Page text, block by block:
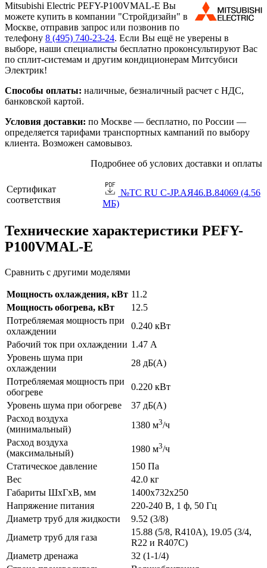
Mitsubishi Electric PEFY-P100VMAL-E Вы
можете купить в компании "Стройдизайн" в
Москве, отправив запрос или позвонив по
телефону 8 (495) 740-23-24. Если Вы ещё не уверены в
выборе, наши специалисты бесплатно проконсультируют Вас
по сплит-системам и другим кондиционерам Митсубиси
Электрик!
Способы оплаты: наличные, безналичный расчет с НДС,
банковской картой.
Условия доставки: по Москве — бесплатно, по России —
определяется тарифами транспортных кампаний по выбору
клиента. Возможен самовывоз.
Подробнее об услових доставки и оплаты
Сертификат
соответствия
№TC RU C-JP.АЯ46.B.84069 (4.56
МБ)
Технические характеристики PEFY-
P100VMAL-E
Сравнить с другими моделями
Мощность охлаждения, кВт 11.2
Мощность обогрева, кВт
12.5
Потребляемая мощность при
охлаждении
0.240 кВт
Рабочий ток при охлаждении 1.47 А
Уровень шума при
охлаждении
28 дБ(А)
Потребляемая мощность при
обогреве
0.220 кВт
Уровень шума при обогреве
37 дБ(А)
Расход воздуха
(минимальный)
1380 м3/ч
Расход воздуха
(максимальный)
1980 м3/ч
Статическое давление
150 Па
Вес
42.0 кг
Габариты ШхГхВ, мм
1400x732x250
Напряжение питания
220-240 В, 1 ф, 50 Гц
Диаметр труб для жидкости
9.52 (3/8)
Диаметр труб для газа
15.88 (5/8, R410A), 19.05 (3/4,
R22 и R407C)
Диаметр дренажа
32 (1-1/4)